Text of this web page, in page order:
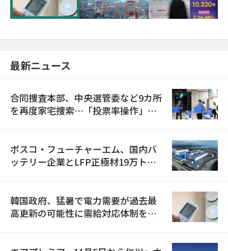
最新ニュース
合同捜査本部、中央選管委など9カ所
を再度家宅捜索…「投票率操作」の
ポスコ・フューチャーエム、国内バ
ッテリー企業とLFP正極材19万トン
韓国政府、猛暑で電力需要が過去最
高更新の可能性に需給対応体制を点